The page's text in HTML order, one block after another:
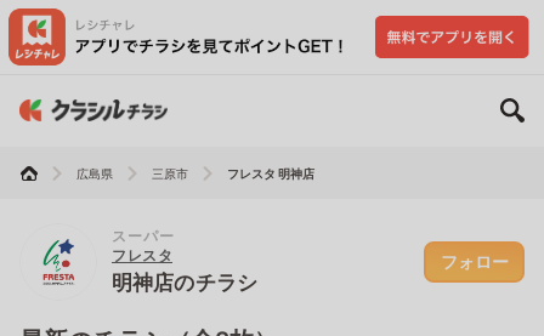
広島県 三原市 フレスタ 明神店
スーパー
フレスタ
明神店のチラシ
フォロー